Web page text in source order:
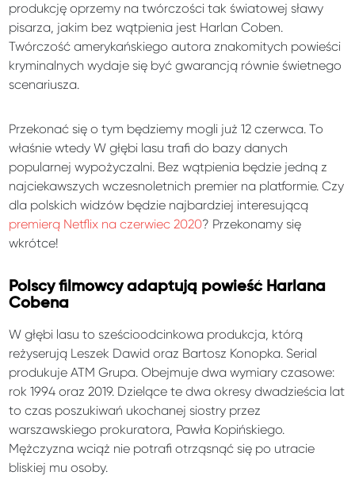
produkcję oprzemy na twórczości tak światowej sławy
pisarza, jakim bez wątpienia jest Harlan Coben.
Twórczość amerykańskiego autora znakomitych powieści
kryminalnych wydaje się być gwarancją równie świetnego
scenariusza.
Przekonać się o tym będziemy mogli już 12 czerwca. To
właśnie wtedy W głębi lasu trafi do bazy danych
popularnej wypożyczalni. Bez wątpienia będzie jedną z
najciekawszych wczesnoletnich premier na platformie. Czy
dla polskich widzów będzie najbardziej interesującą
premierą Netflix na czerwiec 2020? Przekonamy się
wkrótce!
Polscy filmowcy adaptują powieść Harlana
Cobena
W głębi lasu to sześcioodcinkowa produkcja, którą
reżyserują Leszek Dawid oraz Bartosz Konopka. Serial
produkuje ATM Grupa. Obejmuje dwa wymiary czasowe:
rok 1994 oraz 2019. Dzielące te dwa okresy dwadzieścia lat
to czas poszukiwań ukochanej siostry przez
warszawskiego prokuratora, Pawła Kopińskiego.
Mężczyzna wciąż nie potrafi otrząsnąć się po utracie
bliskiej mu osoby.